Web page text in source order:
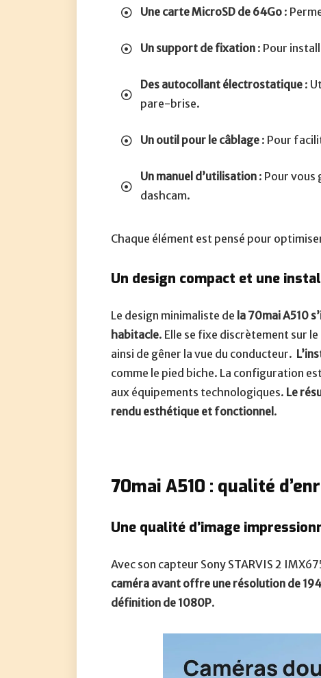
Une carte MicroSD de 64Go :
Un support de fixation : Pour
Des autocollant électrostatique :
pare-brise.
Un outil pour le câblage : Pour
Un manuel d’utilisation : Pour vous
dashcam.
Chaque élément est pensé pour
Un design compact et une
Le design minimaliste de la 70mai A510
habitacle. Elle se fixe discrètement sur
ainsi de gêner la vue du conducteur.
comme le pied biche. La configuration
aux équipements technologiques. Le
rendu esthétique et fonctionnel .
70mai A510 : qualité
Une qualité d’image
Avec son capteur Sony STARVIS 2
caméra avant offre une résolution de
définition de 1080P.